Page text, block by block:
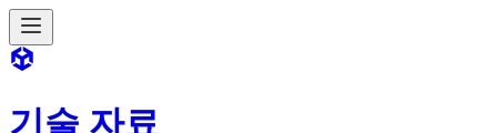
기술 자료